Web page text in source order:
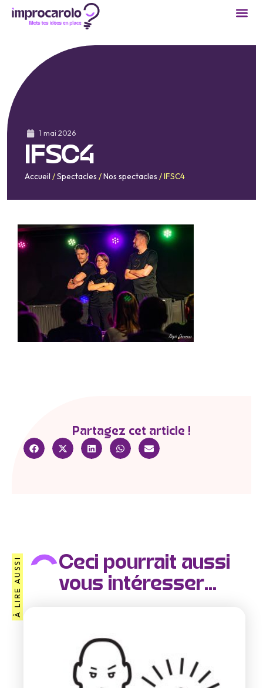
1 mai 2026
IFSC4
Accueil /Spectacles /Nos spectacles /IFSC4
Partagez cet article !
À LIRE AUSSI
Ceci pourrait aussi
vous intéresser...